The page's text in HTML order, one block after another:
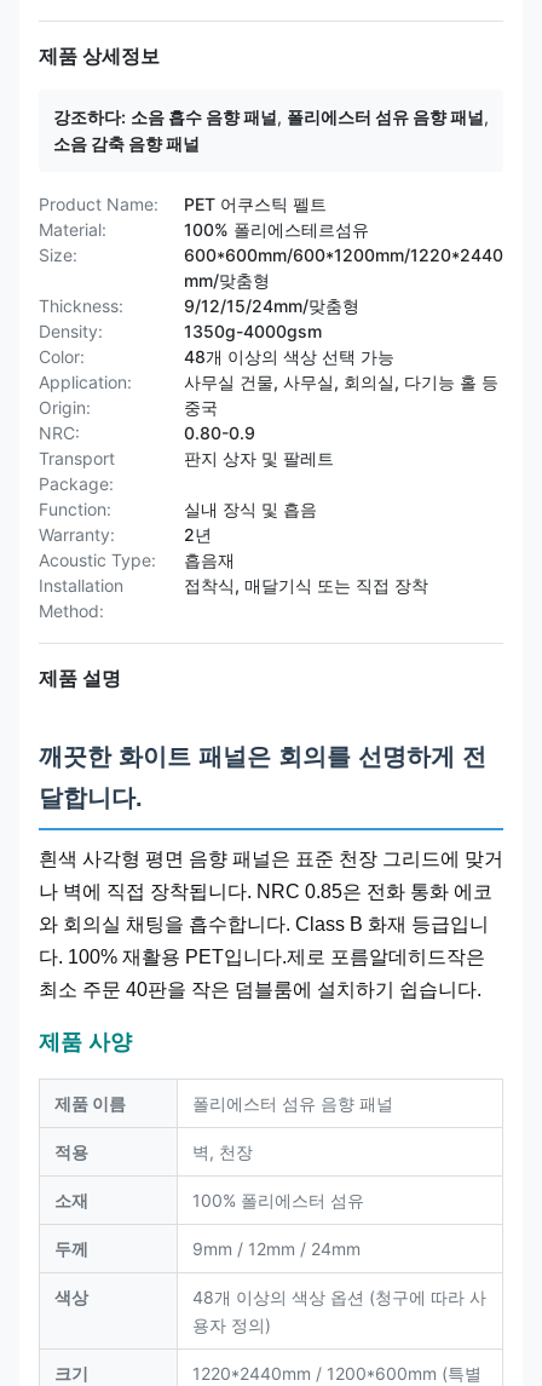
제품 상세정보
강조하다: 소음 흡수 음향 패널, 폴리에스터 섬유 음향 패널,
소음 감축 음향 패널
Product Name:
PET 어쿠스틱 펠트
Material:
100% 폴리에스테르섬유
Size:
600*600mm/600*1200mm/1220*2440
mm/맞춤형
Thickness:
9/12/15/24mm/맞춤형
Density:
1350g-4000gsm
Color:
48개 이상의 색상 선택 가능
Application:
사무실 건물, 사무실, 회의실, 다기능 홀 등
Origin:
중국
NRC:
0.80-0.9
Transport
Package:
판지 상자 및 팔레트
Function:
실내 장식 및 흡음
Warranty:
2년
Acoustic Type:
흡음재
Installation
Method:
접착식, 매달기식 또는 직접 장착
제품 설명
깨끗한 화이트 패널은 회의를 선명하게 전
달합니다.
흰색 사각형 평면 음향 패널은 표준 천장 그리드에 맞거
나 벽에 직접 장착됩니다. NRC 0.85은 전화 통화 에코
와 회의실 채팅을 흡수합니다. Class B 화재 등급입니
다. 100% 재활용 PET입니다.제로 포름알데히드작은
최소 주문 40판을 작은 덤블룸에 설치하기 쉽습니다.
제품 사양
제품 이름 폴리에스터 섬유 음향 패널
적용 벽, 천장
소재 100% 폴리에스터 섬유
두께 9mm / 12mm / 24mm
색상
48개 이상의 색상 옵션 (청구에 따라 사
용자 정의)
크기
1220*2440mm / 1200*600mm (특별